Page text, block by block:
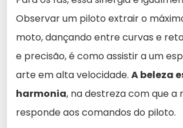
Observar um piloto extrair o
moto, dançando entre curvas e
e precisão, é como assistir a um
arte em alta velocidade. A beleza
harmonia, na destreza com que a
responde aos comandos do piloto.